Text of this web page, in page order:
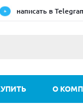
написать в
О